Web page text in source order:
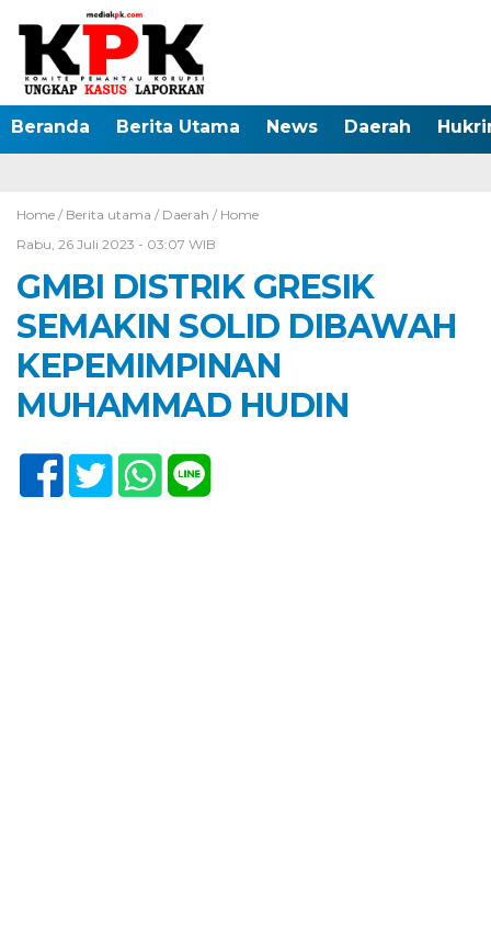
Beranda Berita Utama News Daerah
Home / Berita utama / Daerah / Home
Rabu, 26 Juli 2023 - 03:07 WIB
GMBI DISTRIK GRESIK
SEMAKIN SOLID DIBAWAH
KEPEMIMPINAN
MUHAMMAD HUDIN